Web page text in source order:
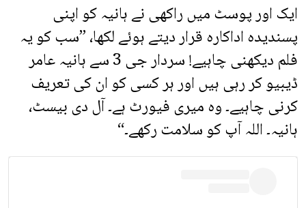
ایک اور پوسٹ میں راکھی نے ہانیہ کو اپنی
پسندیدہ اداکارہ قرار دیتے ہوئے لکھا، ”سب کو یہ
فلم دیکھنی چاہیے! سردار جی 3 سے ہانیہ عامر
ڈیبیو کر رہی ہیں اور ہر کسی کو ان کی تعریف
کرنی چاہیے۔ وہ میری فیورٹ ہے۔ آل دی بیسٹ،
ہانیہ۔ اللہ آپ کو سلامت رکھے۔“